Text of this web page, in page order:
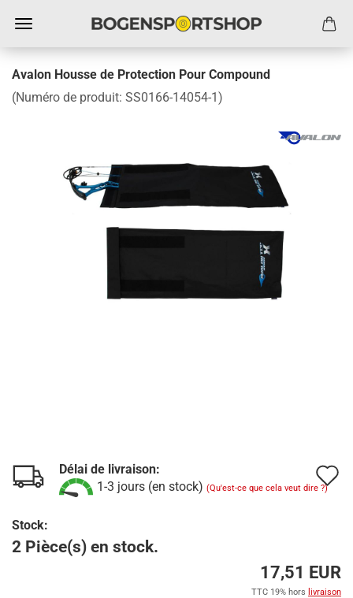
Avalon Housse de Protection Pour Compound
(Numéro de produit: SS0166-14054-1)
Délai de livraison:
1-3 jours (en stock) (Qu'est-ce que cela veut dire ?)
Stock:
2 Pièce(s) en stock.
17,51 EUR
TTC 19% hors livraison